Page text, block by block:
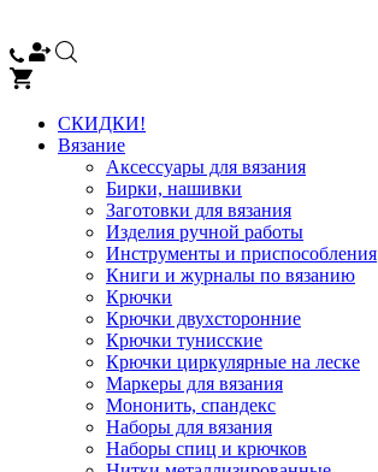
СКИДКИ!
Вязание
Аксессуары для вязания
Бирки, нашивки
Заготовки для вязания
Изделия ручной работы
Инструменты и приспособления
Книги и журналы по вязанию
Крючки
Крючки двухсторонние
Крючки тунисские
Крючки циркулярные на леске
Маркеры для вязания
Мононить, спандекс
Наборы для вязания
Наборы спиц и крючков